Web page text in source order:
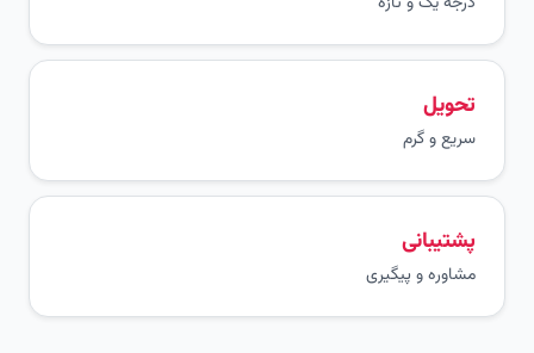
سریع و گرم
پشتیبانی
مشاوره و پیگیری